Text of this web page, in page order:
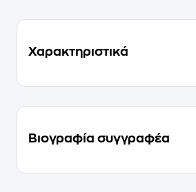
Χαρακτηριστικά
Βιογραφία συγγραφέα